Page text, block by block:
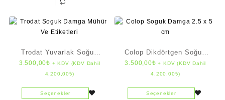
Trodat Yuvarlak Soğuk
Damga (4 cm çap)
3.500,00₺ + KDV (KDV Dahil
4.200,00₺)
Seçenekler
Colop Dikdörtgen Soğuk
Damga (2.5 x 5 cm)
3.500,00₺ + KDV (KDV Dahil
4.200,00₺)
Seçenekler